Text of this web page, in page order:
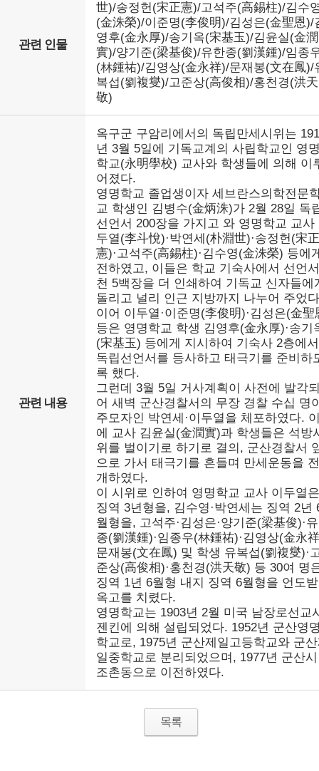
관련 인물
世)/송정헌(宋正憲)/고석주(高錫柱)/김수
(金洙榮)/이준명(李俊明)/김성은(金聖恩)/
영후(金永厚)/송기옥(宋基玉)/김윤실(金潤
實)/양기준(梁基俊)/유한종(劉漢鍾)/임종
(林鍾祐)/김영상(金永祥)/문재봉(文在鳳)/
복섭(劉複燮)/고준상(高俊相)/홍천경(洪天
敬)
관련 내용
옥구군 구암리에서의 독립만세시위는
년 3월 5일에 기독교계의 사립학교인 영
학교(永明學校) 교사와 학생들에 의해 이
어졌다.
영명학교 졸업생이자 세브란스의학전문
교 학생인 김병수(金炳洙)가 2월 28일 독
선언서 200장을 가지고 와 영명학교 교사
두열(李斗悅)·박연세(朴淵世)·송정헌(宋正
憲)·고석주(高錫柱)·김수영(金洙榮) 등에
전하였고, 이들은 학교 기숙사에서 선언
천 5백장을 더 인쇄하여 기독교 신자들에
돌리고 널리 인근 지방까지 나누어 주었
이어 이두열·이준명(李俊明)·김성은(金聖
등은 영명학교 학생 김영후(金永厚)·송기
(宋基玉) 등에게 지시하여 기숙사 2층에서
독립선언서를 등사하고 태극기를 준비하
록 했다.
그런데 3월 5일 거사계획이 사전에 발각
어 새벽 군산경찰서의 무장 경찰 수십 명
주모자인 박연세·이두열을 체포하였다.
에 교사 김윤실(金潤實)과 학생들은 석방
위를 벌이기로 하기로 결의, 군산경찰서
으로 가서 태극기를 흔들며 만세운동을 전
개하였다.
이 시위로 인하여 영명학교 교사 이두열은
징역 3년형을, 김수영·박연세는 징역 2년
월형을, 고석주·김성은·양기준(梁基俊)·
종(劉漢鍾)·임종우(林鍾祐)·김영상(金永
문재봉(文在鳳) 및 학생 유복섭(劉複燮)·
준상(高俊相)·홍천경(洪天敬) 등 30여 명
징역 1년 6월형 내지 징역 6월형을 언도
옥고를 치렸다.
영명학교는 1903년 2월 미국 남장로선교
젠킨에 의해 설립되었다. 1952년 군산영
학교로, 1975년 군산제일고등학교와 군
일중학교로 분리되었으며, 1977년 군산시
조촌동으로 이전하였다.
목록